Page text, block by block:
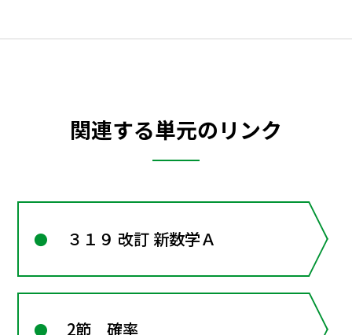
関連する単元のリンク
３１９ 改訂 新数学Ａ
2節 確率